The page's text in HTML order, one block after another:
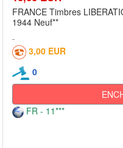
FRANCE Timbres
1944 Neuf**
3,00 EUR
0
FR - 11***